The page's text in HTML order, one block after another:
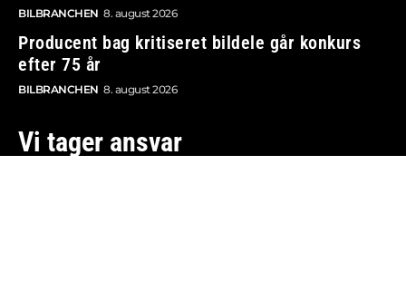
BILBRANCHEN 8. august 2026
Producent bag kritiseret bildele går konkurs
efter 75 år
BILBRANCHEN 8. august 2026
Vi tager ansvar